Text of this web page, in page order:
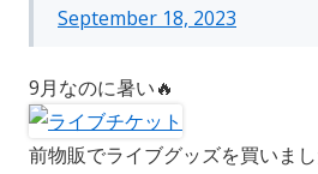
September 18, 2023
9月なのに暑い🔥
前物販でライブグッズを買いま